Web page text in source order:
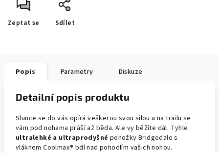
Zeptat se Sdílet
Popis Parametry Diskuze
Detailní popis produktu
Slunce se do vás opírá veškerou svou silou a na trailu se
vám pod nohama práší až běda. Ale vy běžíte dál. Tyhle
ultralehké a ultraprodyšné ponožky Bridgedale s
vláknem Coolmax® bdí nad pohodlím vašich nohou.